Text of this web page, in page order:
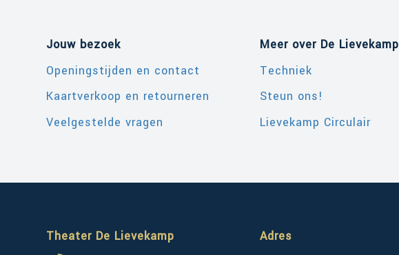
Jouw bezoek
Openingstijden en contact
Kaartverkoop en retourneren
Veelgestelde vragen
Meer over De Lievekamp
Techniek
Steun ons!
Lievekamp Circulair
Theater De Lievekamp
Adres